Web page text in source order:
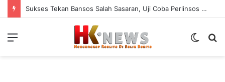
Sukses Tekan Bansos Salah Sasaran, Uji Coba Perlinsos Digital di Surabaya Hampir 100 Persen
Menu
Switch